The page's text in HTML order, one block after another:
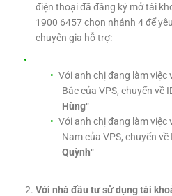
điện thoại đã đăng ký mở tài
1900 6457 chọn nhánh 4 để
chuyên gia hỗ trợ:
Với anh chị đang làm việc
Bắc của VPS, chuyển về
Hùng“
Với anh chị đang làm việc
Nam của VPS, chuyển về
Quỳnh“
Với nhà đầu tư sử dụng tài